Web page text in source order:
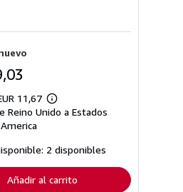
11,67
Más
información
tarifas
de
envío
Reino Unido a Estados
2 disponibles
Añadir al carrito